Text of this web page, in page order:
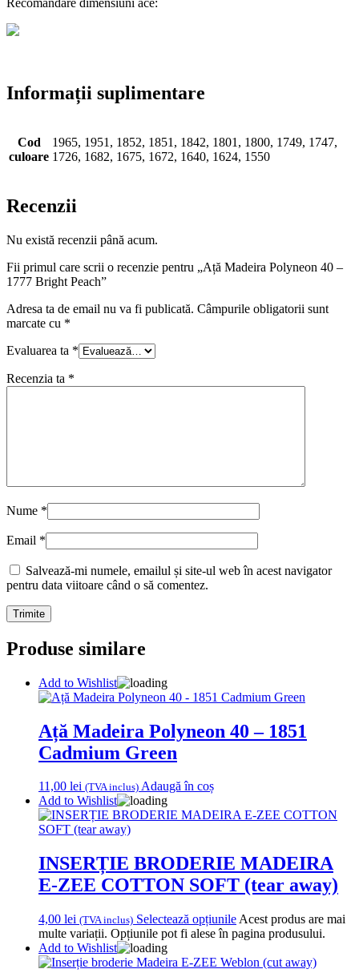
Recomandare dimensiuni ace:
Informații suplimentare
Cod
culoare
1965, 1951, 1852, 1851, 1842, 1801, 1800, 1749, 1747,
1726, 1682, 1675, 1672, 1640, 1624, 1550
Recenzii
Nu există recenzii până acum.
Fii primul care scrii o recenzie pentru „Ață Madeira Polyneon 40 –
1777 Bright Peach”
Adresa ta de email nu va fi publicată. Câmpurile obligatorii sunt
marcate cu *
Evaluarea ta *
Recenzia ta *
Nume *
Email *
Salvează-mi numele, emailul și site-ul web în acest navigator
pentru data viitoare când o să comentez.
Produse similare
Add to Wishlist
Ață Madeira Polyneon 40 – 1851
Cadmium Green
11,00 lei (TVA inclus) Adaugă în coș
Add to Wishlist
INSERȚIE BRODERIE MADEIRA
E-ZEE COTTON SOFT (tear away)
4,00 lei (TVA inclus) Selectează opțiunile Acest produs are mai
multe variații. Opțiunile pot fi alese în pagina produsului.
Add to Wishlist